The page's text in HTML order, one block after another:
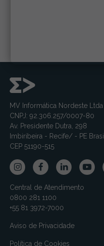
MV Informática Nordeste Ltda
CNPJ: 92.306.257/0007-80
Av. Presidente Dutra, 298
Imbiribeira - Recife/ - PE Brasil
CEP 51190-515
Central de Atendimento
0800 281 1100
+55 81 3972-7000
Aviso de Privacidade
Política de Cookies